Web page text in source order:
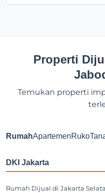
Properti
Temukan properti
RumahApartemenRuko
DKI Jakarta
Rumah Dijual di Jakarta